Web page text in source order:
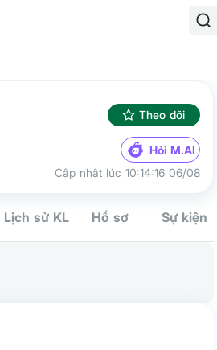
Theo dõi
Hỏi M.AI
Cập nhật lúc 10:14:16 06/08
Lịch sử KL Hồ sơ Sự kiện